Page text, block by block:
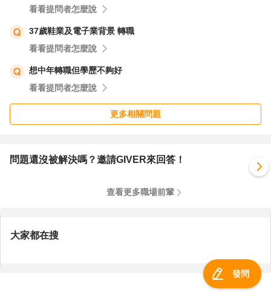
看看提問者怎麼說
37歲鞋業及電子業背景 轉職
看看提問者怎麼說
想中年轉職但學歷不夠好
看看提問者怎麼說
更多相關問題
問題還沒被解決嗎？邀請GIVER來回答！
查看更多職場前輩
大家都在搜
發問